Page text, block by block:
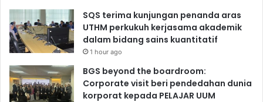
SQS terima kunjungan penanda aras
UTHM perkukuh kerjasama akademik
dalam bidang sains kuantitatif
1 hour ago
BGS beyond the boardroom:
Corporate visit beri pendedahan dunia
korporat kepada PELAJAR UUM